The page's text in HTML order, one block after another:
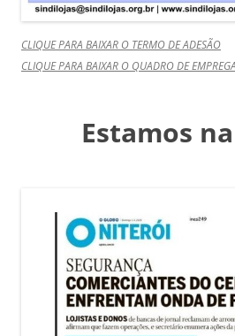
CLIQUE PARA BAIXAR O TERMO DE ADESÃO
CLIQUE PARA BAIXAR O QUADRO DE
Estamos